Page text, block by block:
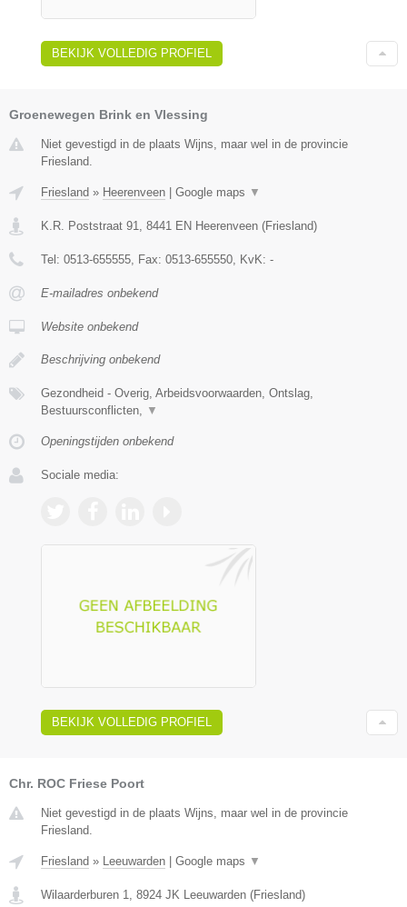
BEKIJK VOLLEDIG PROFIEL
Groenewegen Brink en Vlessing
Niet gevestigd in de plaats Wijns, maar wel in de provincie
Friesland.
Friesland » Heerenveen | Google maps ▼
K.R. Poststraat 91 8441 EN Heerenveen (Friesland)
Tel: 0513-655555 , Fax: 0513-655550 , KvK: -
E-mailadres onbekend
Website onbekend
Beschrijving onbekend
Gezondheid - Overig, Arbeidsvoorwaarden, Ontslag,
Bestuursconflicten,
▼
Openingstijden onbekend
Sociale media:
BEKIJK VOLLEDIG PROFIEL
Chr. ROC Friese Poort
Niet gevestigd in de plaats Wijns, maar wel in de provincie
Friesland.
Friesland » Leeuwarden Google maps ▼
Wilaarderburen 1, 8924 JK Leeuwarden (Friesland)